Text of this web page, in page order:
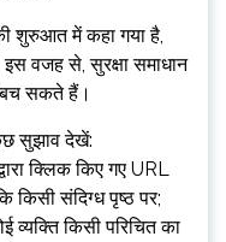
शुरुआत में कहा गया है,
वजह से, सुरक्षा समाधान
बच सकते हैं।
सुझाव देखें:
क्लिक किए गए URL
किसी संदिग्ध पृष्ठ पर;
किसी परिचित का